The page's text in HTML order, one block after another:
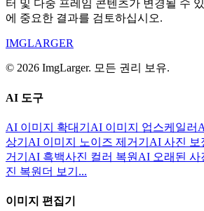
터 및 다중 프레임 콘텐츠가 변경될 수
에 중요한 결과를 검토하십시오.
IMGLARGER
© 2026 ImgLarger. 모든 권리 보유.
AI 도구
AI 이미지 확대기 AI 이미지 업스케일러
상기 AI 이미지 노이즈 제거기 AI 사진 보
거기 AI 흑백사진 컬러 복원 AI 오래된 사
진 복원 더 보기...
이미지 편집기